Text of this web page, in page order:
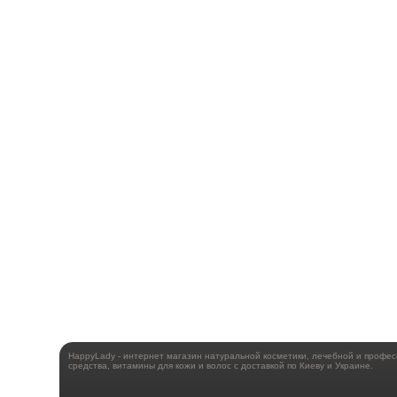
HappyLady - интернет магазин натуральной косметики, лечебной и
средства, витамины для кожи и волос с доставкой по Киеву и Украине.